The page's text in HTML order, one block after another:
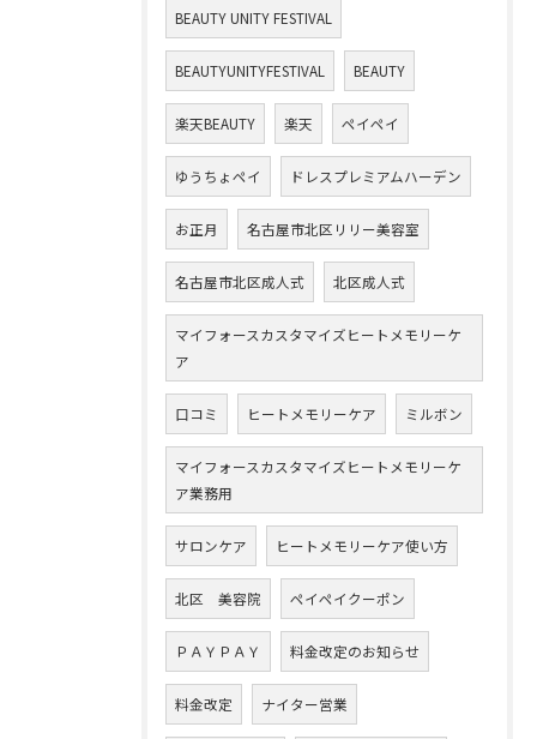
BEAUTY UNITY FESTIVAL
BEAUTYUNITYFESTIVAL BEAUTY
楽天BEAUTY 楽天 ペイペイ
ゆうちょペイ ドレスプレミアムハーデン
お正月 名古屋市北区リリー美容室
名古屋市北区成人式 北区成人式
マイフォースカスタマイズヒートメモリーケ
ア
口コミ ヒートメモリーケア ミルボン
マイフォースカスタマイズヒートメモリーケ
ア業務用
サロンケア ヒートメモリーケア使い方
北区 美容院 ペイペイクーポン
ＰＡＹＰＡＹ 料金改定のお知らせ
料金改定 ナイター営業